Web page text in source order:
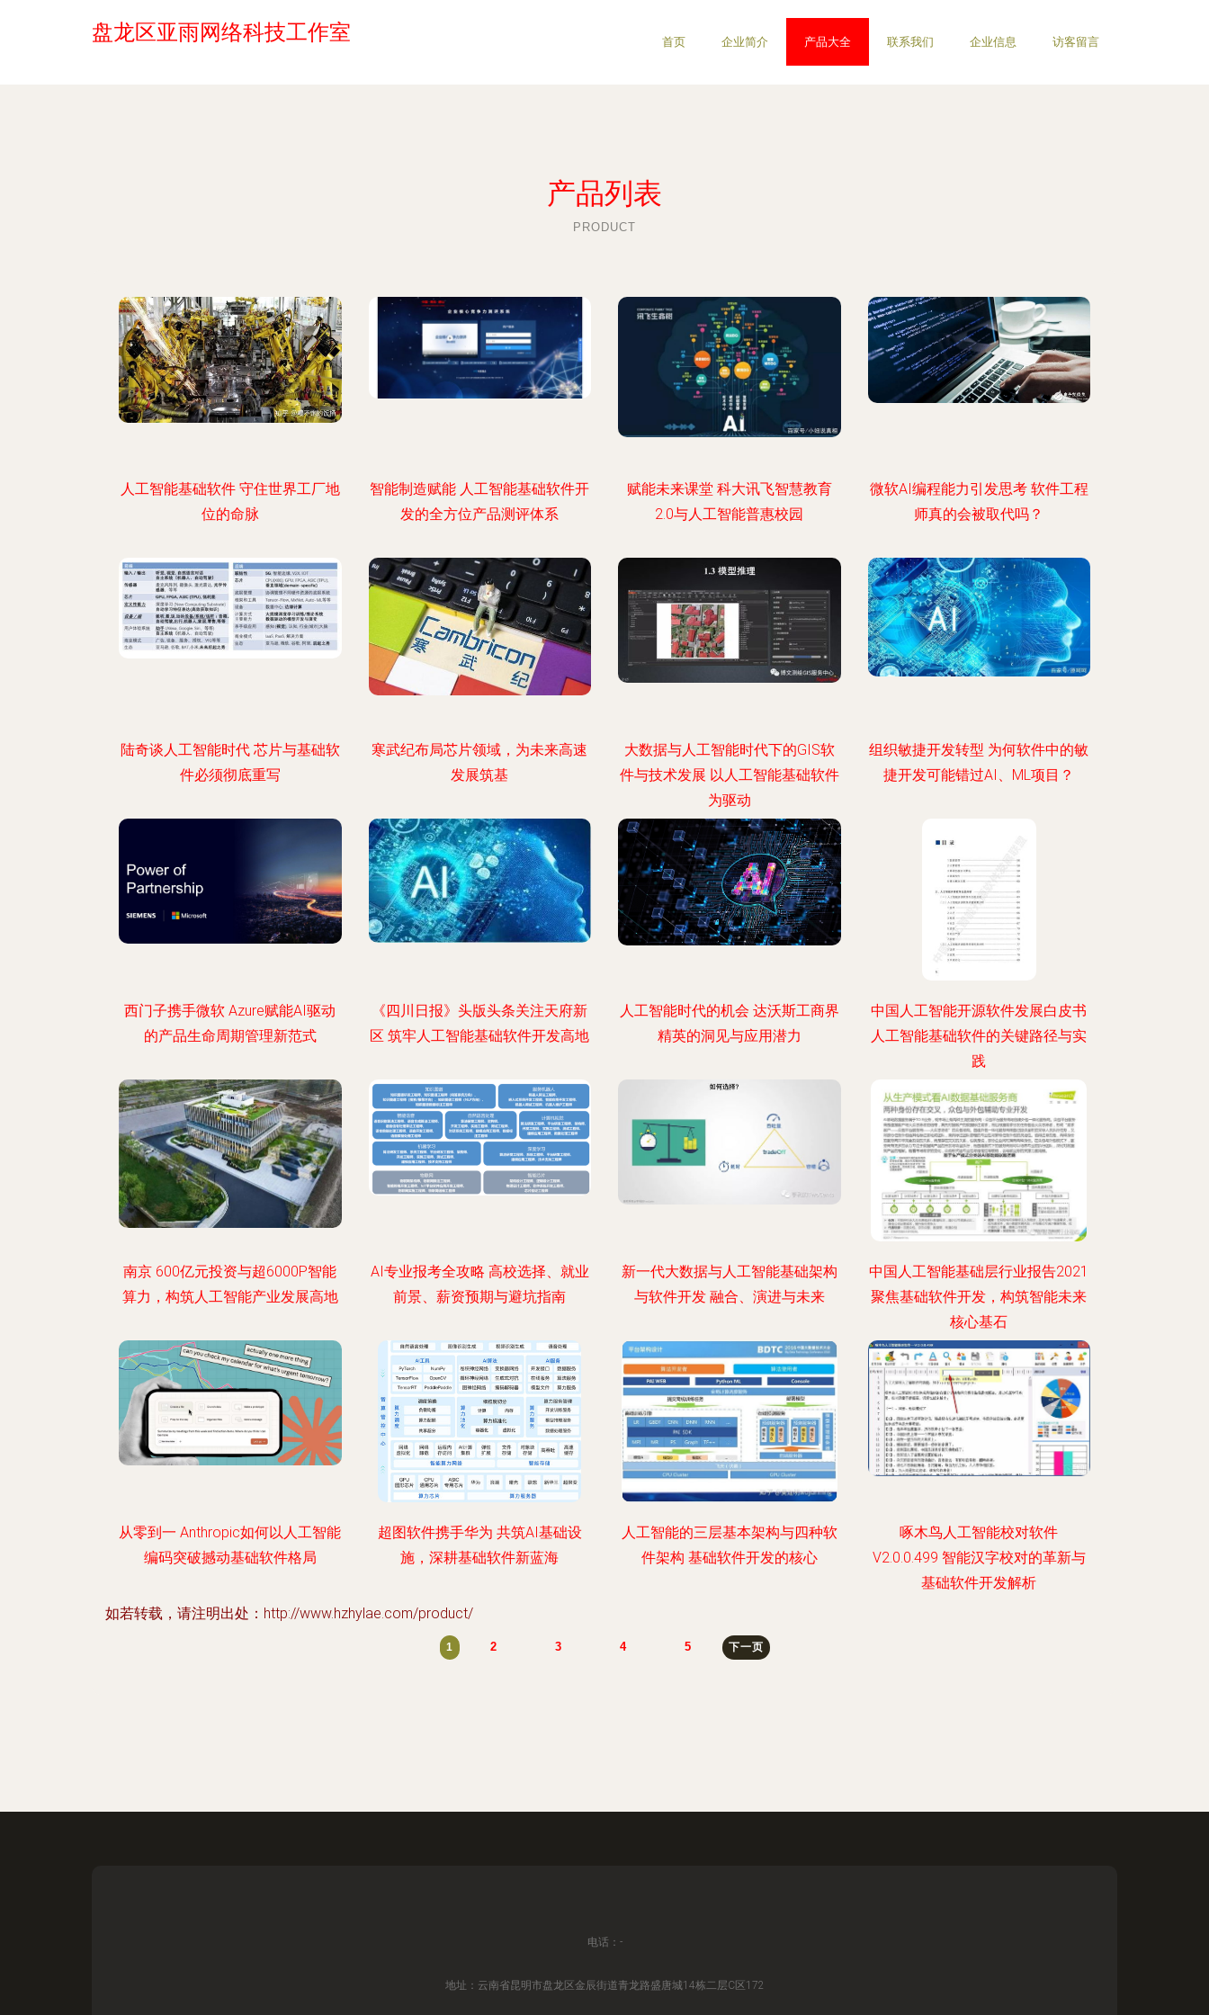
盘龙区亚雨网络科技工作室 首页 企业简介 产品大全 联系我们 企业信息 访客留言
产品列表
PRODUCT
人工智能基础软件 守住世界工厂地
位的命脉
智能制造赋能 人工智能基础软件开
发的全方位产品测评体系
赋能未来课堂 科大讯飞智慧教育
2.0与人工智能普惠校园
微软AI编程能力引发思考 软件工程
师真的会被取代吗？
陆奇谈人工智能时代 芯片与基础软
件必须彻底重写
寒武纪布局芯片领域，为未来高速
发展筑基
大数据与人工智能时代下的GIS软
件与技术发展 以人工智能基础软件
为驱动
组织敏捷开发转型 为何软件中的敏
捷开发可能错过AI、ML项目？
西门子携手微软 Azure赋能AI驱动
的产品生命周期管理新范式
《四川日报》头版头条关注天府新
区 筑牢人工智能基础软件开发高地
人工智能时代的机会 达沃斯工商界
精英的洞见与应用潜力
中国人工智能开源软件发展白皮书
人工智能基础软件的关键路径与实
践
南京 600亿元投资与超6000P智能
算力，构筑人工智能产业发展高地
AI专业报考全攻略 高校选择、就业
前景、薪资预期与避坑指南
新一代大数据与人工智能基础架构
与软件开发 融合、演进与未来
中国人工智能基础层行业报告2021
聚焦基础软件开发，构筑智能未来
核心基石
从零到一 Anthropic如何以人工智能
编码突破撼动基础软件格局
超图软件携手华为 共筑AI基础设
施，深耕基础软件新蓝海
人工智能的三层基本架构与四种软
件架构 基础软件开发的核心
啄木鸟人工智能校对软件
V2.0.0.499 智能汉字校对的革新与
基础软件开发解析
如若转载，请注明出处：http://www.hzhylae.com/product/
1 2 3 4 5 下一页
电话：-
地址：云南省昆明市盘龙区金辰街道青龙路盛唐城14栋二层C区172